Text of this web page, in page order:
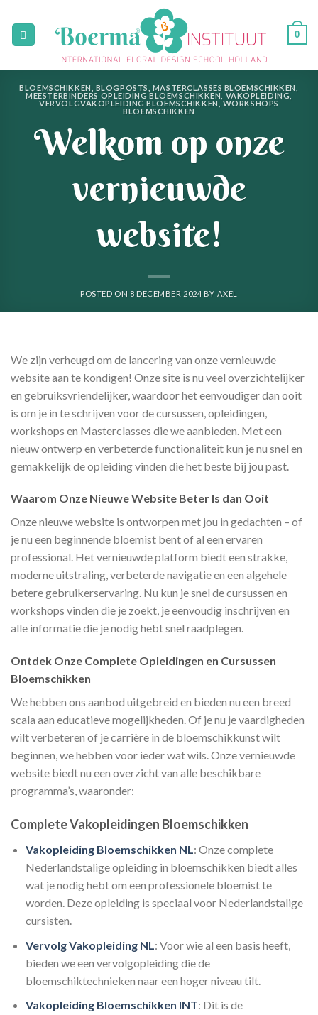
content
0
BLOEMSCHIKKEN BLOGPOSTS MASTERCLASSES BLOEMSCHIKKEN
MEESTERBINDERS OPLEIDING BLOEMSCHIKKEN
VAKOPLEIDING
VERVOLGVAKOPLEIDING BLOEMSCHIKKEN ,WORKSHOPS
BLOEMSCHIKKEN
Welkom op onze
vernieuwde
website!
POSTED ON 8 DECEMBER 2024 BY AXEL
We zijn verheugd om de lancering van onze vernieuwde
website aan te kondigen! Onze site is nu veel overzichtelijker
en gebruiksvriendelijker, waardoor het eenvoudiger dan ooit
is om je in te schrijven voor de cursussen, opleidingen,
workshops en Masterclasses die we aanbieden. Met een
nieuw ontwerp en verbeterde functionaliteit kun je nu snel en
gemakkelijk de opleiding vinden die het beste bij jou past.
Waarom Onze Nieuwe Website Beter Is dan Ooit
Onze nieuwe website is ontworpen met jou in gedachten – of
je nu een beginnende bloemist bent of al een ervaren
professional. Het vernieuwde platform biedt een strakke,
moderne uitstraling, verbeterde navigatie en een algehele
betere gebruikerservaring. Nu kun je snel de cursussen en
workshops vinden die je zoekt, je eenvoudig inschrijven en
alle informatie die je nodig hebt snel raadplegen.
Ontdek Onze Complete Opleidingen en Cursussen
Bloemschikken
We hebben ons aanbod uitgebreid en bieden nu een breed
scala aan educatieve mogelijkheden. Of je nu je vaardigheden
wilt verbeteren of je carrière in de bloemschikkunst wilt
beginnen, we hebben voor ieder wat wils. Onze vernieuwde
website biedt nu een overzicht van alle beschikbare
programma’s, waaronder:
Complete Vakopleidingen Bloemschikken
Vakopleiding Bloemschikken NL: Onze complete
Nederlandstalige opleiding in bloemschikken biedt alles
wat je nodig hebt om een professionele bloemist te
worden. Deze opleiding is speciaal voor Nederlandstalige
cursisten.
Vervolg Vakopleiding NL : Voor wie al een basis heeft,
bieden we een vervolgopleiding die de
bloemschiktechnieken naar een hoger niveau tilt.
Vakopleiding Bloemschikken INT: Dit is de